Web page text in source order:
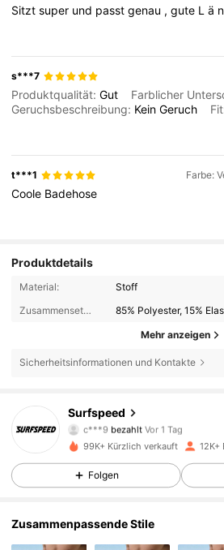
Sitztsuper und passtgenau ,gute Lä
s***7
Produktqualität:Gut Farblicher
Geruchsbeschreibung: KeinGeruch
t***1 Farbe:
Coole Badehose
Produktdetails
Material:
Stoff
Zusammensetzung:
85% Polyester, 15%
Mehr anzeigen
Sicherheitsinformationen und Kontakte
Surfspeed
4,82
1.9K Follower
c***9 bezahlt Vor 1 Tag
gefolgt
4,82 1.9K Follower
4,82 1.9K Follower
99K+ Kürzlich verkauft 12K+
Folgen
Zusammenpassende Stile